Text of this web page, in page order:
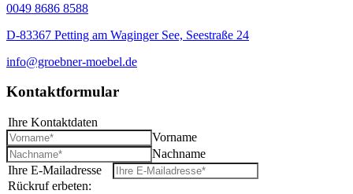
0049 8686 8588
D-83367 Petting am Waginger See, Seestraße 24
info@groebner-moebel.de
Kontaktformular
Ihre Kontaktdaten
Vorname
Nachname
Ihre E-Mailadresse
Rückruf erbeten: